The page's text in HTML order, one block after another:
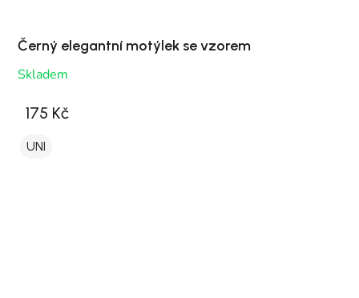
Černý elegantní motýlek se vzorem
Skladem
175 Kč
UNI